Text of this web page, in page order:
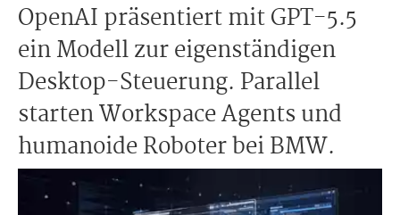
OpenAI präsentiert mit GPT-5.5
ein Modell zur eigenständigen
Desktop-Steuerung. Parallel
starten Workspace Agents und
humanoide Roboter bei BMW.